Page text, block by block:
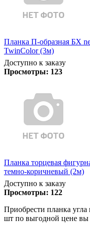
Планка П-образная БХ
TwinColor (3м)
Доступно к заказу
Просмотры: 123
Планка торцевая
темно-коричневый (2м)
Доступно к заказу
Просмотры: 122
Приобрести планка
шт по выгодной цене вы